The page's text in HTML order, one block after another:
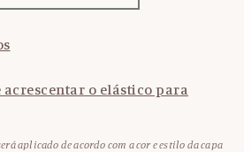
acrescentar o elástico para
aplicado de acordo com a cor e estilo da capa